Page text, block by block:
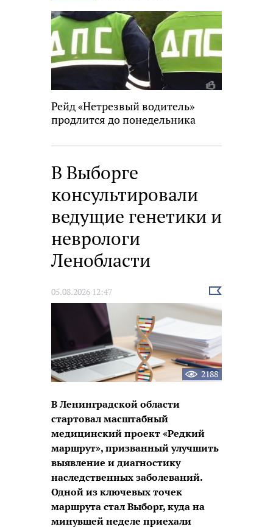
Рейд «Нетрезвый водитель»
продлится до понедельника
В Выборге
консультировали
ведущие генетики и
неврологи
Ленобласти
05.08.2026 12:47
Выбрать
2188
В Ленинградской области
стартовал масштабный
медицинский проект «Редкий
маршрут», призванный улучшить
выявление и диагностику
наследственных заболеваний.
Одной из ключевых точек
маршрута стал Выборг, куда на
минувшей неделе приехали